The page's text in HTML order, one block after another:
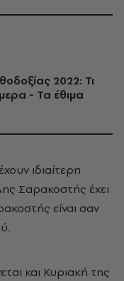
2022: Τι
- Τα έθιμα
ιδιαίτερη
Σαρακοστής έχει
είναι σαν
και Κυριακή της